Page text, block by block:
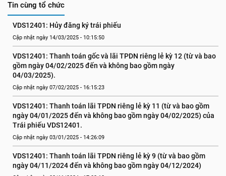
Tin cùng tổ chức
VDS12401: Hủy đăng ký trái phiếu
Cập nhật ngày 14/03/2025 - 10:15:50
VDS12401: Thanh toán gốc và lãi TPDN riêng lẻ kỳ 12 (từ và bao
gồm ngày 04/02/2025 đến và không bao gồm ngày
04/03/2025).
Cập nhật ngày 07/02/2025 - 16:15:23
VDS12401: Thanh toán lãi TPDN riêng lẻ kỳ 11 (từ và bao gồm
ngày 04/01/2025 đến và không bao gồm ngày 04/02/2025) của
Trái phiếu VDS12401.
Cập nhật ngày 03/01/2025 - 14:26:09
VDS12401: Thanh toán lãi TPDN riêng lẻ kỳ 9 (từ và bao gồm
ngày 04/11/2024 đến và không bao gồm ngày 04/12/2024)